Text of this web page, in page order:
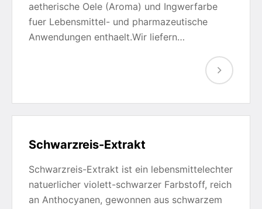
aetherische Oele (Aroma) und Ingwerfarbe
fuer Lebensmittel- und pharmazeutische
Anwendungen enthaelt.Wir liefern…
Schwarzreis-Extrakt
Schwarzreis-Extrakt ist ein lebensmittelechter
natuerlicher violett-schwarzer Farbstoff, reich
an Anthocyanen, gewonnen aus schwarzem